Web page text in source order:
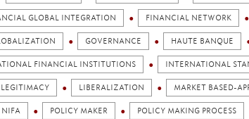
GLOBAL INTEGRATION FINANCIAL NETWORK
GOVERNANCE HAUTE BANQUE
FINANCIAL INSTITUTIONS INTERNATIONAL
LEGITIMACY LIBERALIZATION MARKET BASED-
NIFA POLICY MAKER POLICY MAKING PROCESS